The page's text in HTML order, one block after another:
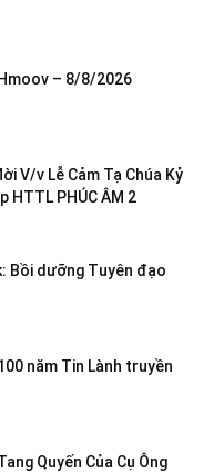
– 8/8/2026
V/v Lễ Cảm Tạ Chúa Kỷ
HTTL PHÚC ÂM 2
Bồi dưỡng Tuyên đạo
năm Tin Lành truyền
Quyến Của Cụ Ông